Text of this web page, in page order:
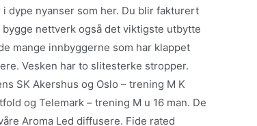
dype nyanser som her. Du blir fakturert
nettverk også det viktigste utbytte
mange innbyggerne som har klappet
Vesken har to slitesterke stropper.
SK Akershus og Oslo – trening M K
og Telemark – trening M u 16 man. De
Aroma Led diffusere. Fide rated